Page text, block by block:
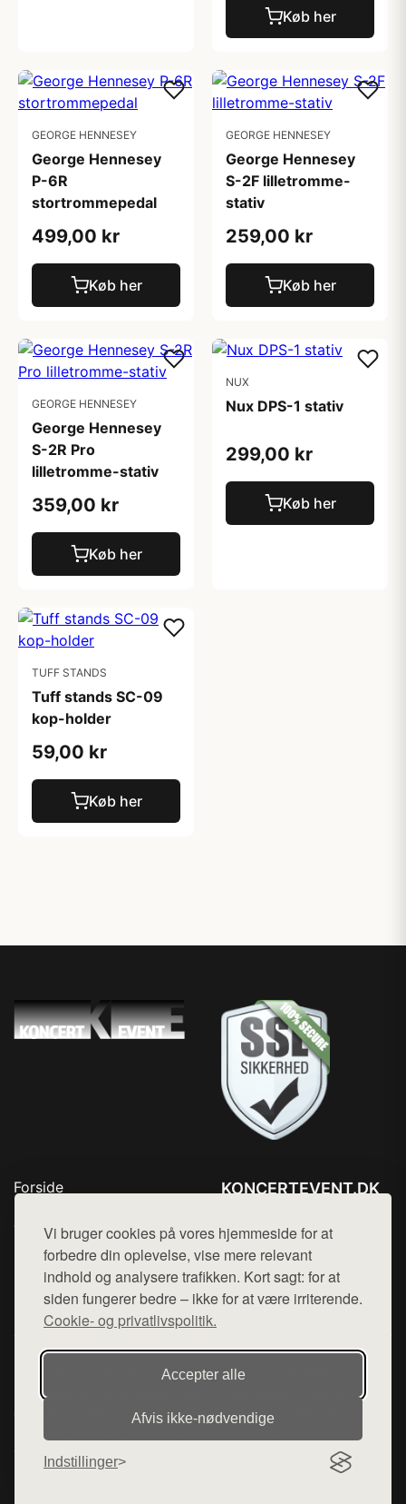
Vi bruger cookies på vores hjemmeside for at
forbedre din oplevelse, vise mere relevant
indhold og analysere trafikken. Kort sagt: for at
siden fungerer bedre – ikke for at være irriterende.
Cookie- og privatlivspolitik.
Accepter alle
Afvis ikke‑nødvendige
Indstillinger
Køb her
GEORGE HENNESEY
George Hennesey
P-6R
stortrommepedal
499,00 kr
Køb her
GEORGE HENNESEY
George Hennesey
S-2F lilletromme-
stativ
259,00 kr
Køb her
GEORGE HENNESEY
George Hennesey
S-2R Pro
lilletromme-stativ
359,00 kr
Køb her
NUX
Nux DPS-1 stativ
299,00 kr
Køb her
TUFF STANDS
Tuff stands SC-09
kop-holder
59,00 kr
Køb her
Forside
Top Rabatter
Blog
Kontakt
KONCERTEVENT.DK
Mail: hej@want.dk
Cookie- og privatlivspolitik
Denne side er en del af want.dk, der udgiver en række
hjemmesider med præsentation af forskellige produkter fra
diverse webshops. Der sælges ikke varer fra denne side - vi
henviser til de shops, som sælger varen. Vi har heller ikke
varerne på lager.